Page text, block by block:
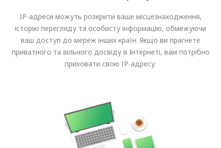
IP-адреси можуть розкрити ваше місцезнаходження,
історію перегляду та особисту інформацію, обмежуючи
ваш доступ до мереж інших країн. Якщо ви прагнете
приватного та вільного досвіду в Інтернеті, вам потрібно
приховати свою IP-адресу.